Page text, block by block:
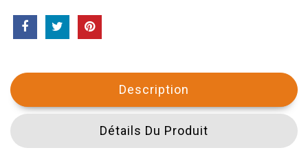
Description
Détails Du Produit